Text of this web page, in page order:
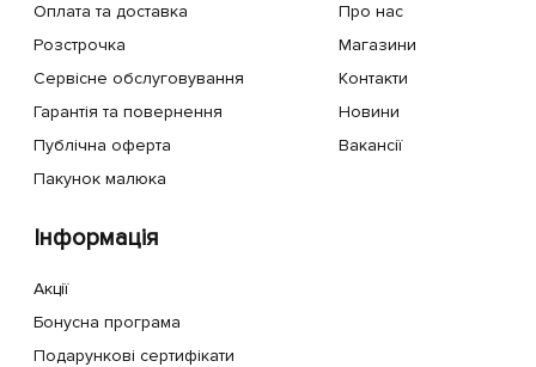
Оплата та доставка
Розстрочка
Сервісне обслуговування
Гарантія та повернення
Публічна оферта
Пакунок малюка
Про нас
Магазини
Контакти
Новини
Вакансії
Інформація
Акції
Бонусна програма
Подарункові сертифікати